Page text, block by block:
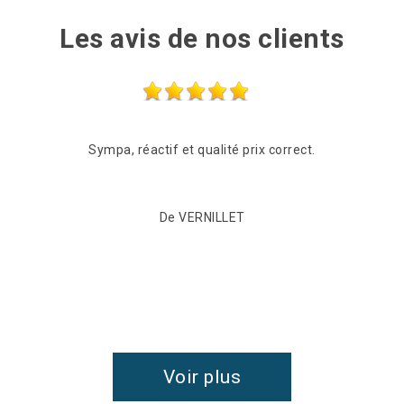
Les avis de nos clients
Sympa, réactif et qualité prix correct.
De VERNILLET
Voir plus